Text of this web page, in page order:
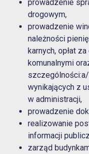
prowadzenie
drogowym,
prowadzenie
należności
karnych, opłat
komunalnymi
wynikających z
w administracji,
prowadzenie
realizowanie
informacji
zarząd